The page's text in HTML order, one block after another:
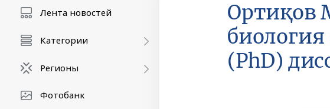
Лента новостей
Категории
Регионы
Фотобанк
Ортиқов
(PhD)